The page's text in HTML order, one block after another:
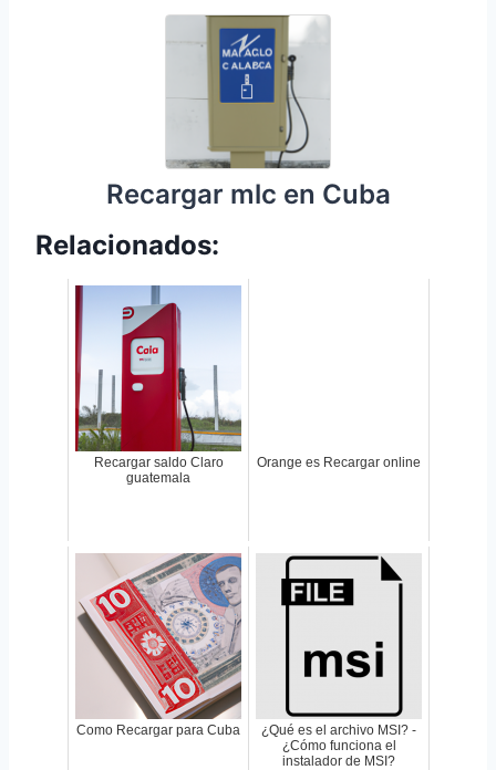
Recargar mlc en Cuba
Relacionados:
Recargar saldo Claro
guatemala
Orange es Recargar online
Como Recargar para Cuba
¿Qué es el archivo MSI? -
¿Cómo funciona el
instalador de MSI?